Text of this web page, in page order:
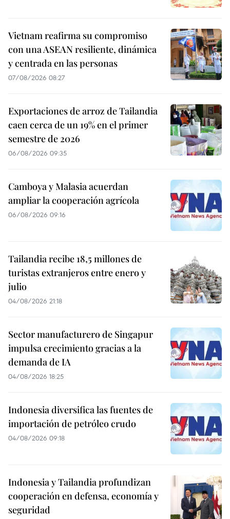
Vietnam reafirma su compromiso
con una ASEAN resiliente, dinámica
y centrada en las personas
07/08/2026 08:27
Exportaciones de arroz de Tailandia
caen cerca de un 19% en el primer
semestre de 2026
06/08/2026 09:35
Camboya y Malasia acuerdan
ampliar la cooperación agrícola
06/08/2026 09:16
Tailandia recibe 18,5 millones de
turistas extranjeros entre enero y
julio
04/08/2026 21:18
Sector manufacturero de Singapur
impulsa crecimiento gracias a la
demanda de IA
04/08/2026 18:25
Indonesia diversifica las fuentes de
importación de petróleo crudo
04/08/2026 09:18
Indonesia y Tailandia profundizan
cooperación en defensa, economía y
seguridad